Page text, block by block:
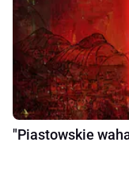
"Piastowskie